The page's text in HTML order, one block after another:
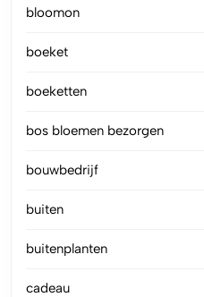
bloomon
boeket
boeketten
bos bloemen bezorgen
bouwbedrijf
buiten
buitenplanten
cadeau